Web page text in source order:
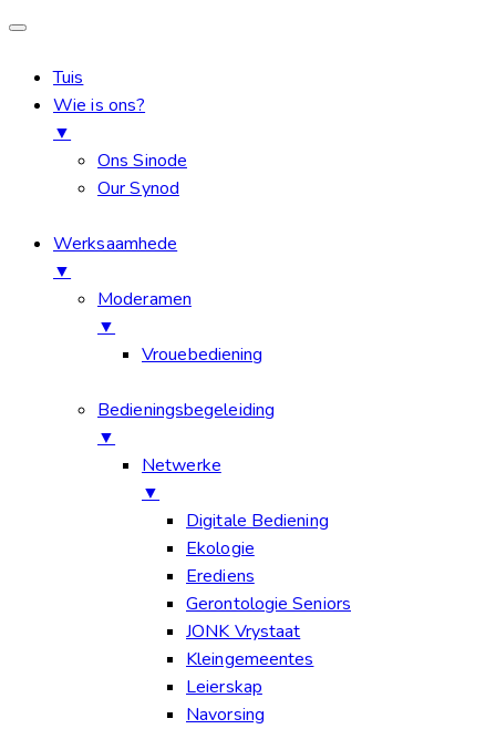
Tuis
Wie is ons?
▼
Ons Sinode
Our Synod
Werksaamhede
▼
Moderamen
▼
Vrouebediening
Bedieningsbegeleiding
▼
Netwerke
▼
Digitale Bediening
Ekologie
Erediens
Gerontologie Seniors
JONK Vrystaat
Kleingemeentes
Leierskap
Navorsing